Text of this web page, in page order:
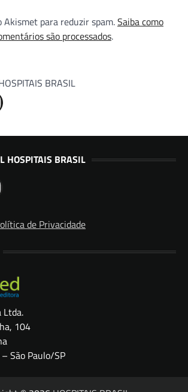
para reduzir spam.Saiba como
são processados.
BRASIL
HOSPITAIS BRASIL
de Privacidade
Ltda.
104
São Paulo/SP